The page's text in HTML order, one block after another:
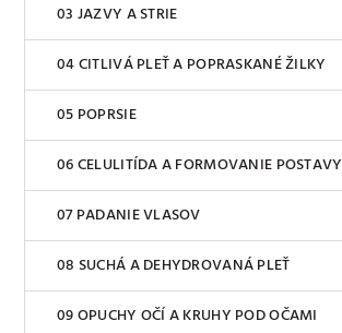
JAZVY A STRIE
CITLIVÁ PLEŤ A POPRASKANÉ ŽILKY
POPRSIE
CELULITÍDA A FORMOVANIE POSTAVY
PADANIE VLASOV
SUCHÁ A DEHYDROVANÁ PLEŤ
OPUCHY OČÍ A KRUHY POD OČAMI